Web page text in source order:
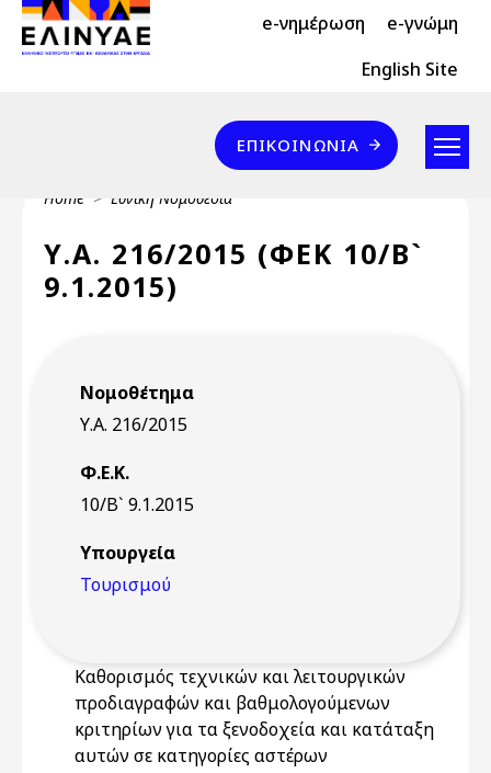
Skip to main content
Header Top 2 e-νημέρωση e-γνώμη
Header Top English Site
Επικοινωνία
ΕΠΙΚΟΙΝΩΝΊΑ
Breadcrumb
Home Εθνική Νομοθεσία
Υ.Α. 216/2015 (ΦΕΚ 10/Β`
9.1.2015)
Νομοθέτημα
Υ.Α. 216/2015
Φ.Ε.Κ.
10/Β` 9.1.2015
Υπουργεία
Τουρισμού
Καθορισμός τεχνικών και λειτουργικών
προδιαγραφών και βαθμολογούμενων
κριτηρίων για τα ξενοδοχεία και κατάταξη
αυτών σε κατηγορίες αστέρων